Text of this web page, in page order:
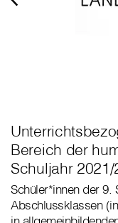
Bereich der
Schuljahr 2021/
Schüler*innen der 9.
Abschlussklassen